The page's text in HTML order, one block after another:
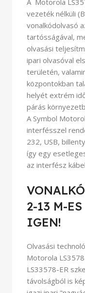
vezeték nélküli
vonalkódolvasó
tartósságával,
olvasási
ipari olvasóval
területén,
központokban
helyét extrém
párás
A Symbol
interfésszel
232, USB,
így egy
az interfész
2-13 M-
IGEN!
Olvasási
Motorola
LS33578-ER
távolságból is